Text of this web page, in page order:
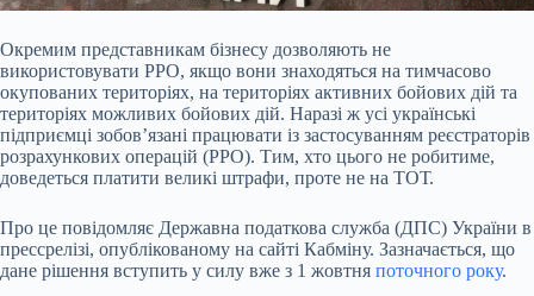
Окремим представникам бізнесу дозволяють не
використовувати РРО, якщо вони знаходяться на тимчасово
окупованих територіях, на територіях активних бойових дій та
територіях можливих бойових дій. Наразі ж усі українські
підприємці зобов’язані працювати із застосуванням реєстраторів
розрахункових операцій (РРО). Тим, хто цього не робитиме,
доведеться платити великі штрафи, проте не на ТОТ.
Про це повідомляє Державна податкова служба (ДПС) України в
прессрелізі, опублікованому на сайті Кабміну. Зазначається, що
дане рішення вступить у силу вже з 1 жовтня поточного року.